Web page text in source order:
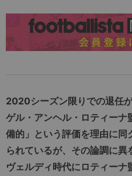
2020シーズン限りでの退任
ゲル・アンヘル・ロティー
備的」という評価を理由に同
られているが、その論調に
ヴェルディ時代にロティー